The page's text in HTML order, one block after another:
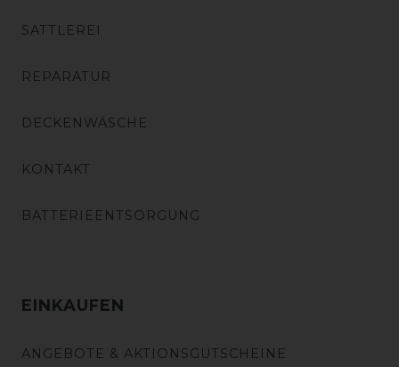
SATTLEREI
REPARATUR
DECKENWÄSCHE
KONTAKT
BATTERIEENTSORGUNG
EINKAUFEN
ANGEBOTE & AKTIONSGUTSCHEINE